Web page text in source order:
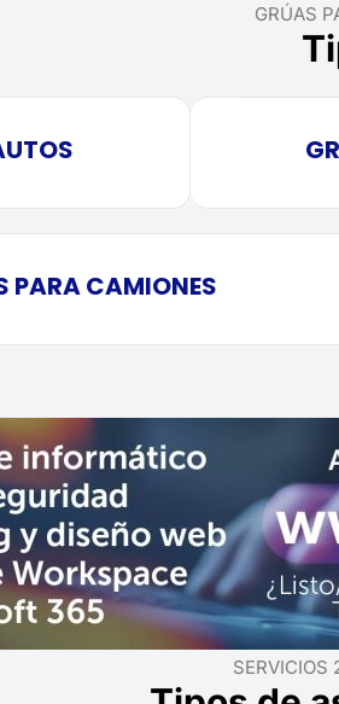
GRÚAS
PARA CAMIONES
SERVICIOS